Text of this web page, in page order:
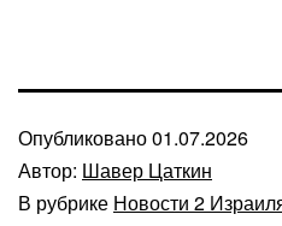
Опубликовано01.07.2026
Автор: Шавер Цаткин
В рубрике Новости 2